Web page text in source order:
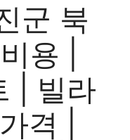
군 북
용 |
| 빌라
격 |